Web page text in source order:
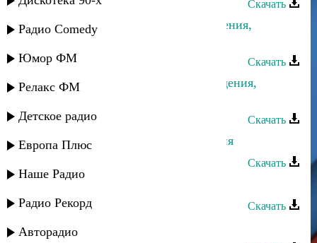
Радио Comedy
Юмор ФМ
Релакс ФМ
Детское радио
Европа Плюс
Наше Радио
Радио Рекорд
Авторадио
Скачать
Ахмед Шахназаров - С днем рождения,
любимая
Скачать
Алина Алихуджаева - С днем рождения,
Скачать
Гусейн Манапов - С днем рождения
Скачать
Юлдуз Топаева - Легенда
Скачать
Юлдуз Топаева - Ищу тебя